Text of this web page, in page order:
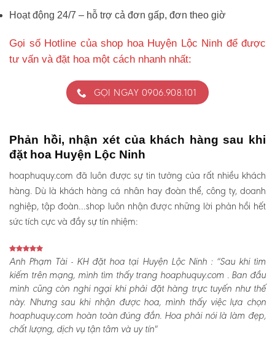
Hoạt động 24/7 – hỗ trợ cả đơn gấp, đơn theo giờ
Gọi số Hotline của shop hoa Huyện Lộc Ninh để được
tư vấn và đặt hoa một cách nhanh nhất:
GỌI NGAY 0906.908.101
Phản hồi, nhận xét của khách hàng sau khi
đặt hoa Huyện Lộc Ninh
hoaphuquy.com đã luôn được sự tin tưởng của rất nhiều khách
hàng. Dù là khách hàng cá nhân hay đoàn thể, công ty, doanh
nghiệp, tập đoàn…shop luôn nhận được những lời phản hồi hết
sức tích cực và đầy sự tín nhiệm:
Anh Phạm Tài - KH đặt hoa tại Huyện Lộc Ninh :“Sau khi tìm
kiếm trên mạng, mình tìm thấy trang hoaphuquy.com . Ban đầu
mình cũng còn nghi ngại khi phải đặt hàng trực tuyến như thế
này. Nhưng sau khi nhận được hoa, mình thấy việc lựa chọn
hoaphuquy.com hoàn toàn đúng đắn. Hoa phải nói là làm đẹp,
chất lượng, dịch vụ tận tâm và uy tín"